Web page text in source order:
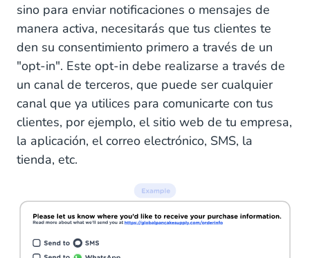
sino para enviar notificaciones o mensajes de
manera activa, necesitarás que tus clientes te
den su consentimiento primero a través de un
"opt-in". Este opt-in debe realizarse a través de
un canal de terceros, que puede ser cualquier
canal que ya utilices para comunicarte con tus
clientes, por ejemplo, el sitio web de tu empresa,
la aplicación, el correo electrónico, SMS, la
tienda, etc.